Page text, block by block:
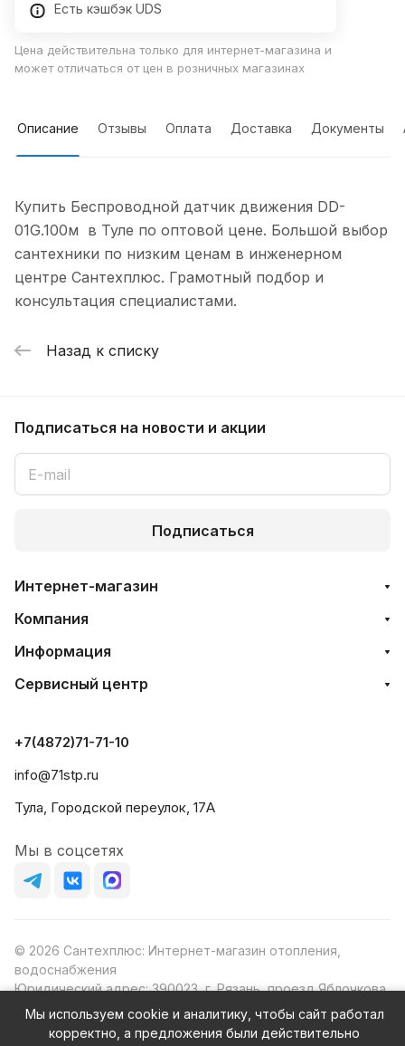
Есть кэшбэк UDS
Цена действительна только для интернет-магазина и
может отличаться от цен в розничных магазинах
Описание Отзывы Оплата Доставка Документы
Купить Беспроводной датчик движения DD-
01G.100м в Туле по оптовой цене. Большой выбор
сантехники по низким ценам в инженерном
центре Сантехплюс. Грамотный подбор и
консультация специалистами.
Назад к списку
Подписаться на новости и акции
Подписаться
Интернет-магазин
Компания
Информация
Сервисный центр
+7(4872)71-71-10
info@71stp.ru
Тула, Городской переулок, 17А
Мы в соцсетях
© 2026 Сантехплюс: Интернет-магазин отопления,
водоснабжения
Юридический адрес: 390023, г. Рязань, проезд Яблочкова,
д.8Ж
ИНН/КПП: 6230087631/623001001
Мы используем cookie и аналитику, чтобы сайт работал
корректно, а предложения были действительно